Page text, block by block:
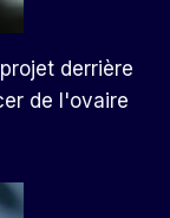
derrière
de l'ovaire